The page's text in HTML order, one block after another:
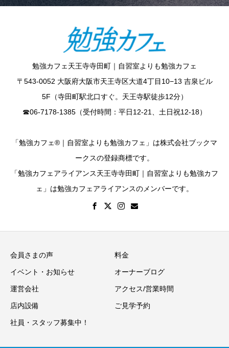
勉強カフェ天王寺寺田町｜自習室よりも勉強カフェ
〒543-0052 大阪府大阪市天王寺区大道4丁目10−13 吉泉ビル
5F（寺田町駅北口すぐ。天王寺駅徒歩12分）
☎︎06-7178-1385（受付時間：平日12-21、土日祝12-18）
「勉強カフェ®｜自習室よりも勉強カフェ」は株式会社ブックマ
ークスの登録商標です。
「勉強カフェアライアンス天王寺寺田町｜自習室よりも勉強カフ
ェ」は勉強カフェアライアンスのメンバーです。
会員さまの声 料金
イベント・お知らせ オーナーブログ
運営会社 アクセス/営業時間
店内設備 ご見学予約
社員・スタッフ募集中！